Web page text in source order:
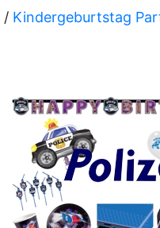
/ Kindergeburtstag